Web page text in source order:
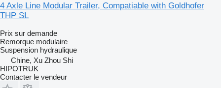
4 Axle Line Modular Trailer, Compatiable with Goldhofer
THP SL
Prix sur demande
Remorque modulaire
Suspension hydraulique
Chine, Xu Zhou Shi
HIPOTRUK
Contacter le vendeur